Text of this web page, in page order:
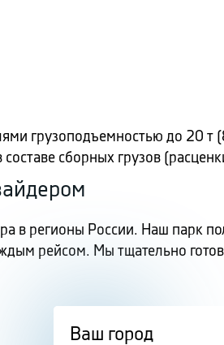
грузоподъемностью до 20 т
сборных грузов
в регионы России. Наш
рейсом. Мы тщательно
Ваш город